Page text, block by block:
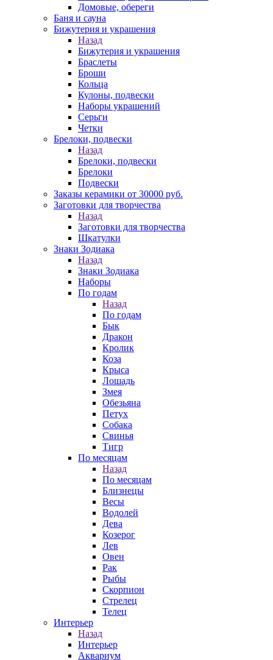
Домовые, обереги
Баня и сауна
Бижутерия и украшения
Назад
Бижутерия и украшения
Браслеты
Броши
Кольца
Кулоны, подвески
Наборы украшений
Серьги
Четки
Брелоки, подвески
Назад
Брелоки, подвески
Брелоки
Подвески
Заказы керамики от 30000 руб.
Заготовки для творчества
Назад
Заготовки для творчества
Шкатулки
Знаки Зодиака
Назад
Знаки Зодиака
Наборы
По годам
Назад
По годам
Бык
Дракон
Кролик
Коза
Крыса
Лошадь
Змея
Обезьяна
Петух
Собака
Свинья
Тигр
По месяцам
Назад
По месяцам
Близнецы
Весы
Водолей
Дева
Козерог
Лев
Овен
Рак
Рыбы
Скорпион
Стрелец
Телец
Интерьер
Назад
Интерьер
Аквариум